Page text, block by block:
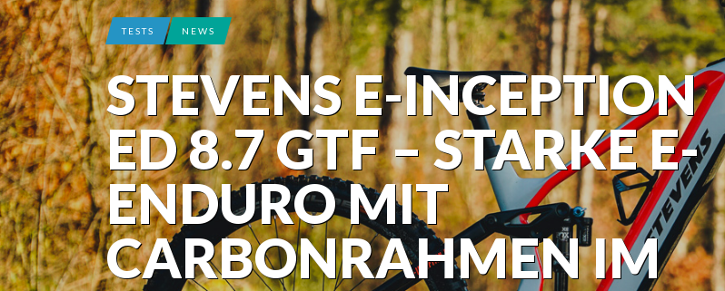
TESTS NEWS
STEVENS E-INCEPTION
ED 8.7 GTF – STARKE E-
ENDURO MIT
CARBONRAHMEN IM